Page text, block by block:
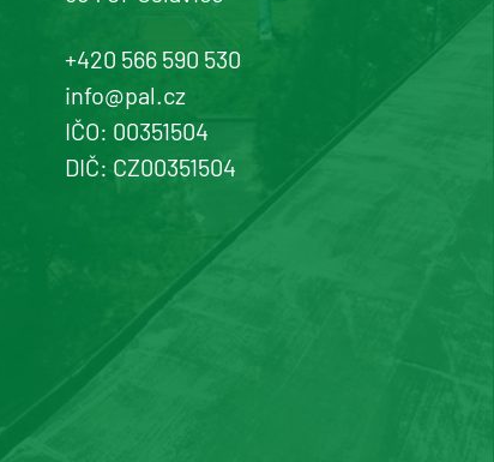
+420 566 590 530
info@pal.cz
IČO: 00351504
DIČ: CZ00351504